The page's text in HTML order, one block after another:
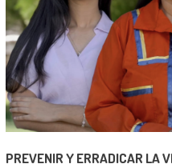
PREVENIR Y ERRADICAR LA